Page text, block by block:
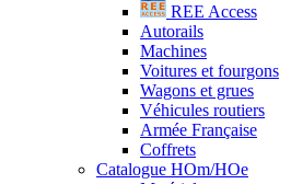
REE Access
Autorails
Machines
Voitures et fourgons
Wagons et grues
Véhicules routiers
Armée Française
Coffrets
Catalogue HOm/HOe